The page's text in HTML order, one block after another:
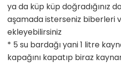
ya da küp küp doğradığınız
aşamada isterseniz biberleri
ekleyebilirsiniz
* 5 su bardağı yani 1 litre
kapağını kapatıp biraz